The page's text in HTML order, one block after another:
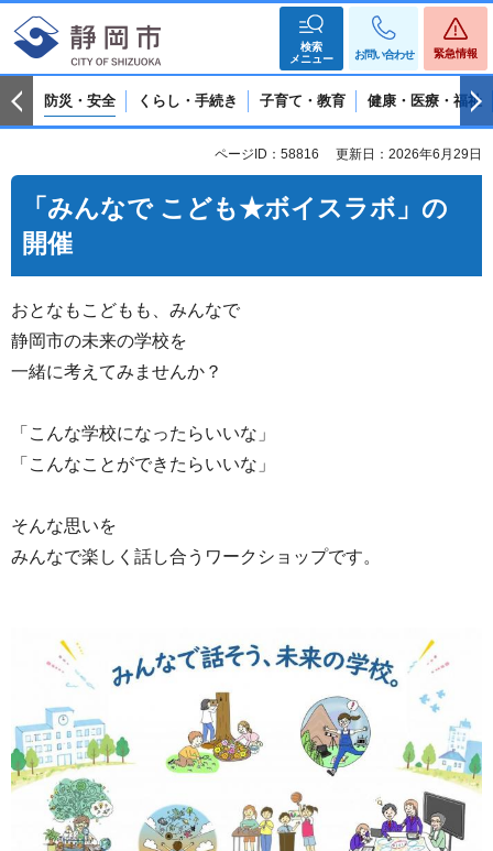
検索
メニュー
お問い合わせ 緊急情報
防災・安全 くらし・手続き 子育て・教育 健康・医療・福祉
ページID：58816 更新日：2026年6月29日
「みんなで こども★ボイスラボ」の
開催
おとなもこどもも、みんなで
静岡市の未来の学校を
一緒に考えてみませんか？
「こんな学校になったらいいな」
「こんなことができたらいいな」
そんな思いを
みんなで楽しく話し合うワークショップです。